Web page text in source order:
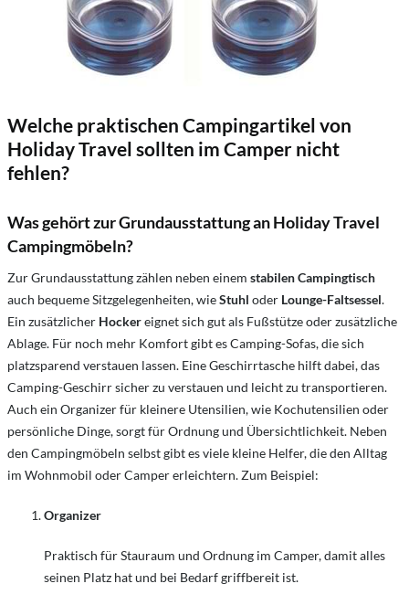
Welche praktischen Campingartikel von
Holiday Travel sollten im Camper nicht
fehlen?
Was gehört zur Grundausstattung an Holiday Travel
Campingmöbeln?
Zur Grundausstattung zählen neben einem stabilen Campingtisch
auch bequeme Sitzgelegenheiten, wieStuhl oder Lounge-Faltsessel.
Ein zusätzlicher Hockereignet sich gut als Fußstütze oder zusätzliche
Ablage. Für noch mehr Komfort gibt es Camping-Sofas, die sich
platzsparend verstauen lassen. Eine Geschirrtasche hilft dabei, das
Camping-Geschirr sicher zu verstauen und leicht zu transportieren.
Auch ein Organizer für kleinere Utensilien, wie Kochutensilien oder
persönliche Dinge, sorgt für Ordnung und Übersichtlichkeit. Neben
den Campingmöbeln selbst gibt es viele kleine Helfer, die den Alltag
im Wohnmobil oder Camper erleichtern. Zum Beispiel:
Organizer
Praktisch für Stauraum und Ordnung im Camper, damit alles
seinen Platz hat und bei Bedarf griffbereit ist.